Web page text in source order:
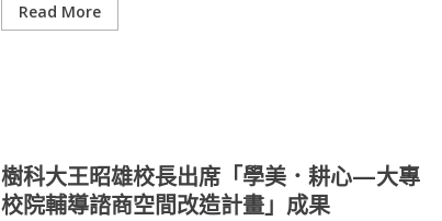
Read More
樹科大王昭雄校長出席「學美．耕心—大專
校院輔導諮商空間改造計畫」成果